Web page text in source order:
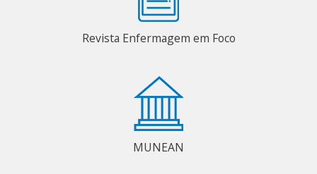
Revista Enfermagem em Foco
MUNEAN